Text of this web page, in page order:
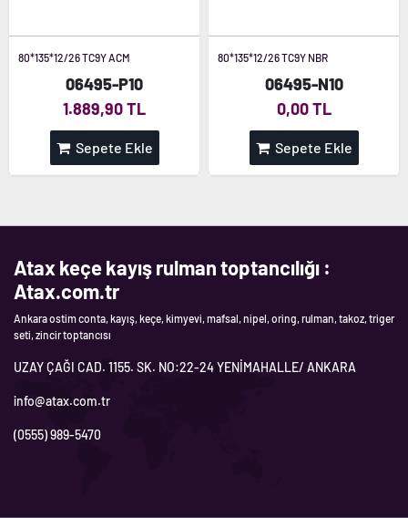
80*135*12/26 TC9Y ACM
06495-P10
1.889,90 TL
Sepete Ekle
80*135*12/26 TC9Y NBR
06495-N10
0,00 TL
Sepete Ekle
Atax keçe kayış rulman toptancılığı :
Atax.com.tr
Ankara ostim conta, kayış, keçe, kimyevi, mafsal, nipel, oring, rulman, takoz, triger
seti, zincir toptancısı
UZAY ÇAĞI CAD. 1155. SK. NO:22-24 YENİMAHALLE/ ANKARA
info@atax.com.tr
(0555) 989-5470